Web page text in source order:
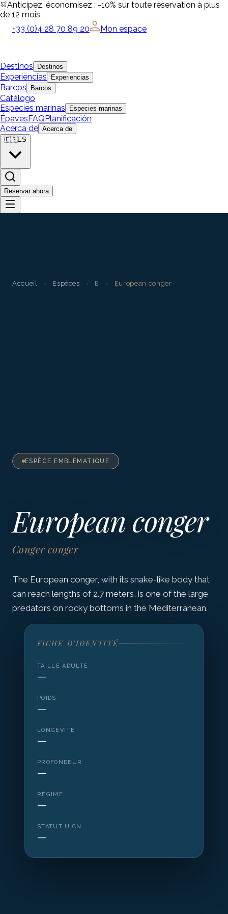
Anticipez, économisez : -10% sur toute réservation à plus
de 12 mois
+33 (0)4 28 70 89 20
Mon espace
Destinos Destinos
Experiencias Experiencias
Barcos Barcos
Catálogo
Especies marinas
Especies marinas
ÉpavesFAQPlanificación
Acerca de Acerca de
🇪🇸ES
Reservar ahora
Accueil › Espèces › E › European conger
ESPÈCE EMBLÉMATIQUE
European conger
Conger conger
The European conger, with its snake-like body that
can reach lengths of 2.7 meters, is one of the large
predators on rocky bottoms in the Mediterranean.
FICHE D'IDENTITÉ
TAILLE ADULTE
—
POIDS
—
LONGÉVITÉ
—
PROFONDEUR
—
RÉGIME
—
STATUT UICN
—